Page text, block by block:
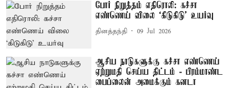
போர் நிறுத்தம் எதிரொலி: கச்சா
எண்ணெய் விலை ‘கிடுகிடு’ உயர்வு
தினத்தந்தி 09 Jul 2026
ஆசிய நாடுகளுக்கு கச்சா எண்ணெய்
ஏற்றுமதி செய்ய திட்டம் - பிரம்மாண்ட
பைப்லைன் அமைக்கும் கனடா